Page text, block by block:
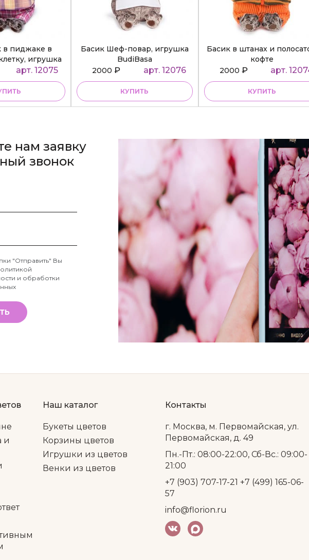
в пиджаке в
игрушка
арт. 12075
Басик Шеф-повар, игрушка
BudiBasa
2000₽ арт. 12076
КУПИТЬ
Басик в штанах и
кофте
2000 ₽ арт.
КУПИТЬ
нам заявку
звонок
"Отправить" Вы
и обработки
и
Наш каталог
Букеты цветов
Корзины цветов
Игрушки из цветов
Венки из цветов
Контакты
г. Москва, м. Первомайская, ул.
Первомайская, д. 49
Пн.-Пт.: 08:00-22:00, Сб-Вс.: 09:00-
21:00
+7 (903) 707-17-21 +7 (499) 165-06-
57
info@florion.ru